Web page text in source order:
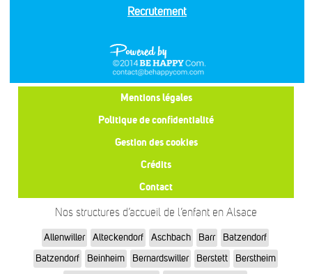
Recrutement
Mentions légales
Politique de confidentialité
Gestion des cookies
Crédits
Contact
Nos structures d’accueil de l’enfant en Alsace
Allenwiller Alteckendorf Aschbach Barr
Batzendorf
Batzendorf
Beinheim Bernardswiller Berstett
Berstheim